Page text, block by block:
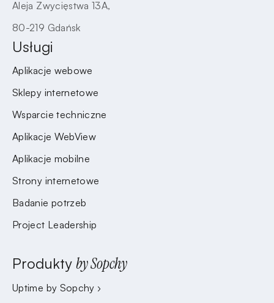
Aleja Zwycięstwa 13A,
80-219 Gdańsk
Usługi
Aplikacje webowe
Sklepy internetowe
Wsparcie techniczne
Aplikacje WebView
Aplikacje mobilne
Strony internetowe
Badanie potrzeb
Project Leadership
Produkty by Sopchy
Uptime by Sopchy ›